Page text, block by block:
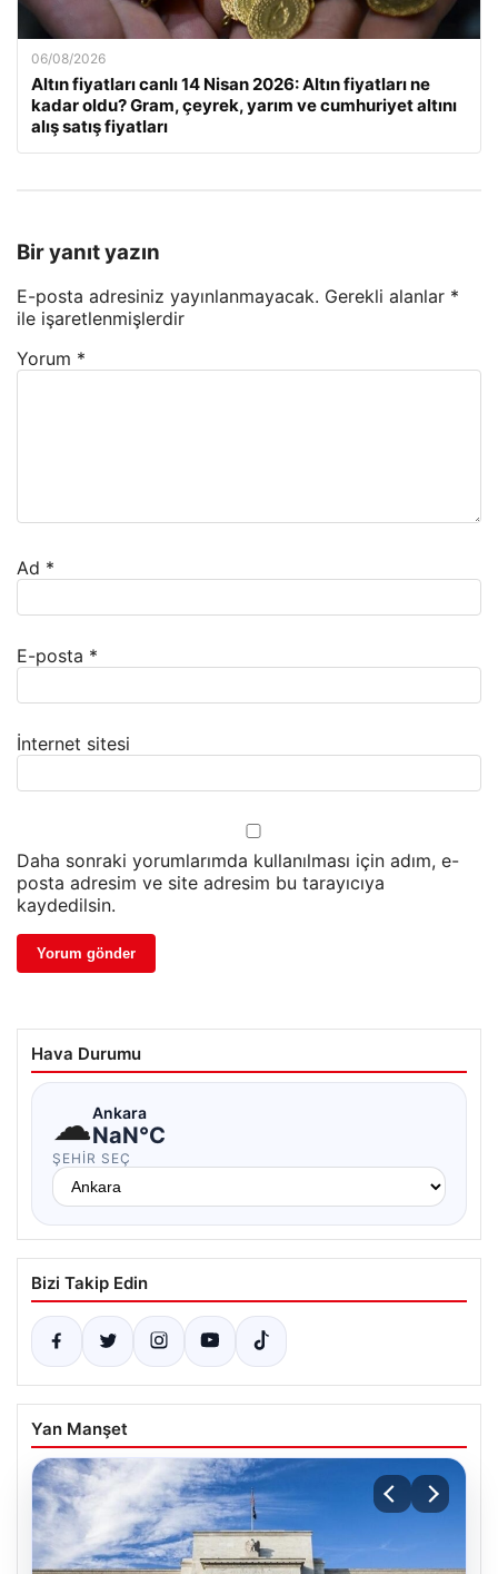
06/08/2026
Altın fiyatları canlı 14 Nisan 2026: Altın fiyatları ne
kadar oldu? Gram, çeyrek, yarım ve cumhuriyet altını
alış satış fiyatları
Bir yanıt yazın
E-posta adresiniz yayınlanmayacak. Gerekli alanlar *
ile işaretlenmişlerdir
Yorum *
Ad *
E-posta *
İnternet sitesi
Daha sonraki yorumlarımda kullanılması için adım, e-
posta adresim ve site adresim bu tarayıcıya
kaydedilsin.
Hava Durumu
☁Ankara
NaN°C
ŞEHIR SEÇ
Bizi Takip Edin
Yan Manşet